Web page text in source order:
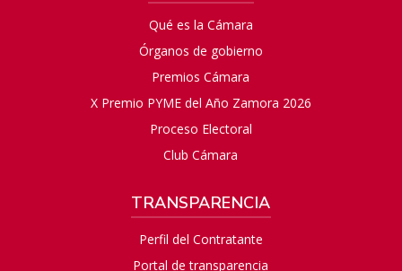
Qué es la Cámara
Órganos de gobierno
Premios Cámara
X Premio PYME del Año Zamora 2026
Proceso Electoral
Club Cámara
TRANSPARENCIA
Perfil del Contratante
Portal de transparencia